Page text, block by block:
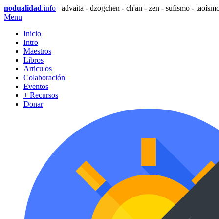
nodualidad.info
advaita - dzogchen - ch'an - zen - sufismo -
Menu
Inicio
Intro
Maestros
Libros
Artículos
Colaboración
Eventos
+ Recursos
Donar